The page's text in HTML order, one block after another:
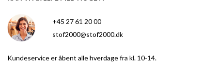
+45 27 61 20 00
stof2000@stof2000.dk
Kundeservice er åbent alle hverdage fra kl. 10-14.